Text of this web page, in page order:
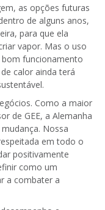
as opções futuras
de alguns anos,
para que ela
vapor. Mas o uso
bom funcionamento
calor ainda terá
Como a maior
de GEE, a Alemanha
Nossa
em todo o
positivamente
como um
a combater a